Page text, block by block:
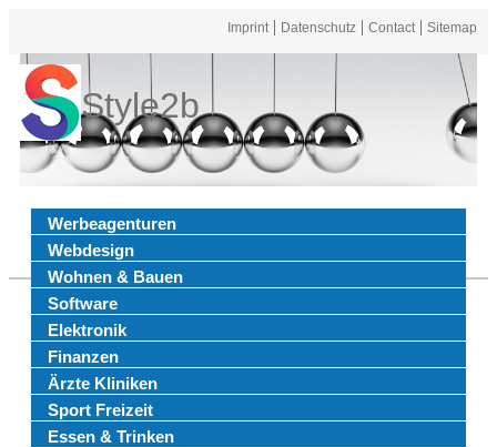
Imprint Datenschutz Contact Sitemap
Style2b
Werbeagenturen
Webdesign
Wohnen & Bauen
Software
Elektronik
Finanzen
Ärzte Kliniken
Sport Freizeit
Essen & Trinken